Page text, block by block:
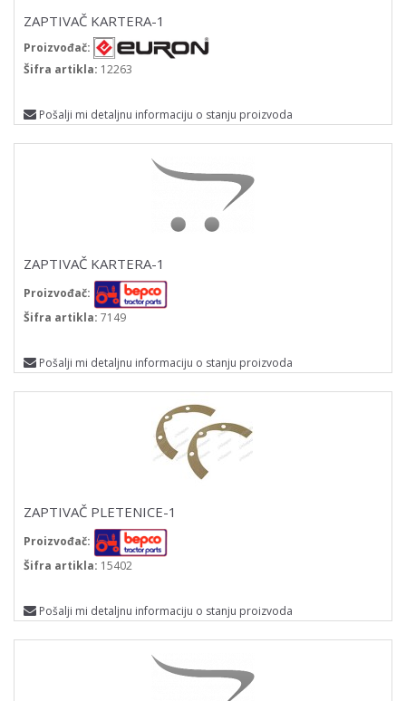
ZAPTIVAČ KARTERA-1
Proizvođač:
Šifra artikla: 12263
Pošalji mi detaljnu informaciju o stanju proizvoda
ZAPTIVAČ KARTERA-1
Proizvođač:
Šifra artikla: 7149
Pošalji mi detaljnu informaciju o stanju proizvoda
ZAPTIVAČ PLETENICE-1
Proizvođač:
Šifra artikla: 15402
Pošalji mi detaljnu informaciju o stanju proizvoda